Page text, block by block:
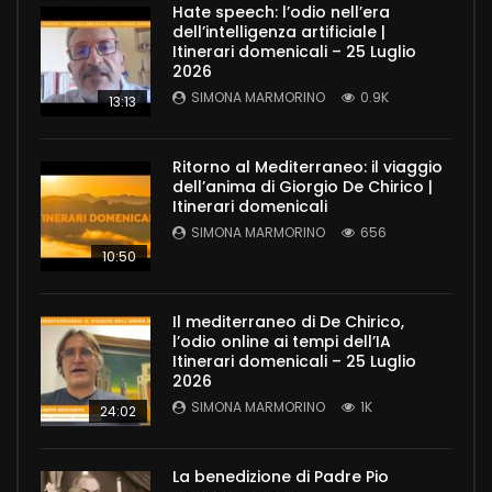
13:13
Hate speech: l’odio nell’era
dell’intelligenza artificiale |
Itinerari domenicali – 25 Luglio
2026
SIMONA MARMORINO 0.9K
10:50
Ritorno al Mediterraneo: il viaggio
dell’anima di Giorgio De Chirico |
Itinerari domenicali
SIMONA MARMORINO 656
24:02
Il mediterraneo di De Chirico,
l’odio online ai tempi dell’IA
Itinerari domenicali – 25 Luglio
2026
SIMONA MARMORINO 1K
La benedizione di Padre Pio